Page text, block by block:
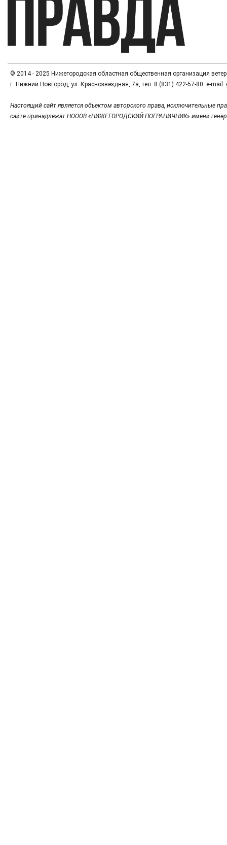
© 2014 - 2025 Нижегородская областная общественная организация
г. Нижний Новгород, ул. Краснозвездная, 7а, тел. 8 (831) 422-57-80. e-
Настоящий сайт является объектом авторского права, исключительные
сайте принадлежат НОООВ «НИЖЕГОРОДСКИЙ ПОГРАНИЧНИК» имени